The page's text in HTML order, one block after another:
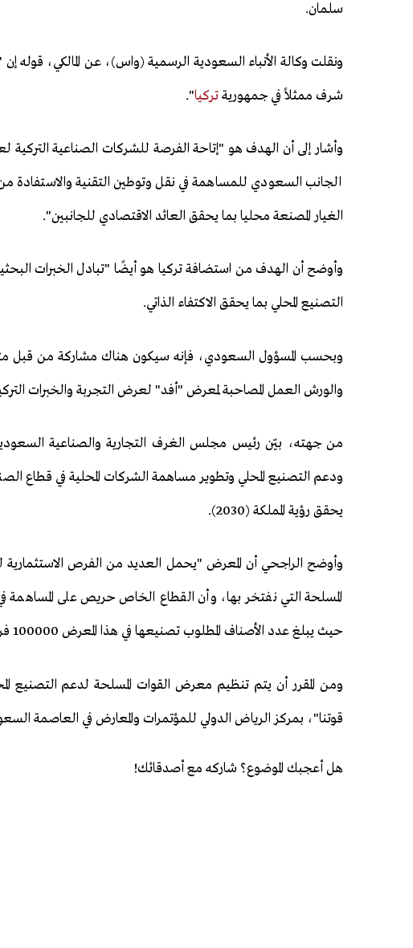
سلمان.
شرف ممثلاً في جمهوريةتركيا".
وأشار إلى أن الهدف هو "إتاحة الفرصة للشركات الصناعية
الجانب السعودي للمساهمة في نقل وتوطين التقنية والاستفادة
الغيار المصنعة محليا بما يحقق العائد الاقتصادي للجانبين".
وأوضح أن الهدف من استضافة تركيا هو أيضًا "تبادل الخبرات
التصنيع المحلي بما يحقق الاكتفاء الذاتي.
وبحسب المسؤول السعودي، فإنه سيكون هناك مشاركة من قبل
والورش العمل المصاحبة لمعرض "أفد" لعرض التجربة والخبرات
من جهته، بيّن رئيس مجلس الغرف التجارية والصناعية
ودعم التصنيع المحلي وتطوير مساهمة الشركات المحلية في قطاع
يحقق رؤية المملكة (2030).
وأوضح الراجحي أن المعرض "يحمل العديد من الفرص
المسلحة التي نفتخر بها، وأن القطاع الخاص حريص على
حيث يبلغ عدد الأصناف المطلوب تصنيعها في هذا المعرض 100000 فرصة".
قوتنا"، بمركز الرياض الدولي للمؤتمرات والمعارض في العاصمة
هل أعجبك الموضوع؟ شاركه مع أصدقائك!